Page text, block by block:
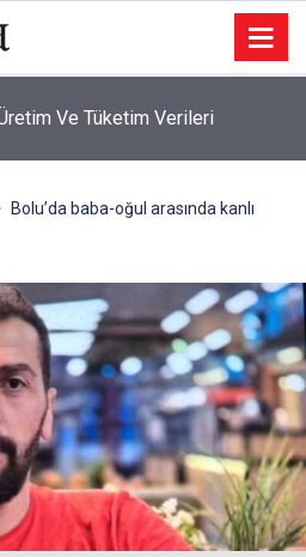
Ve Tüketim Verileri
Bolu’da baba-oğul arasında kanlı